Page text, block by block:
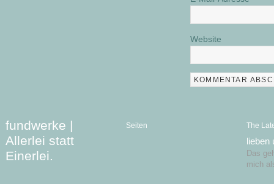
Website
fundwerke |
Allerlei statt
Einerlei.
Seiten The
lieben
Das
mich